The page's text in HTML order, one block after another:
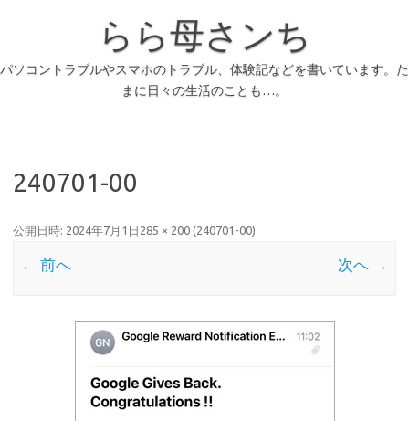
らら母さンち
パソコントラブルやスマホのトラブル、体験記などを書いています。た
まに日々の生活のことも…。
240701-00
公開日時: 2024年7月1日 285 × 200 (240701-00)
← 前へ 次へ →